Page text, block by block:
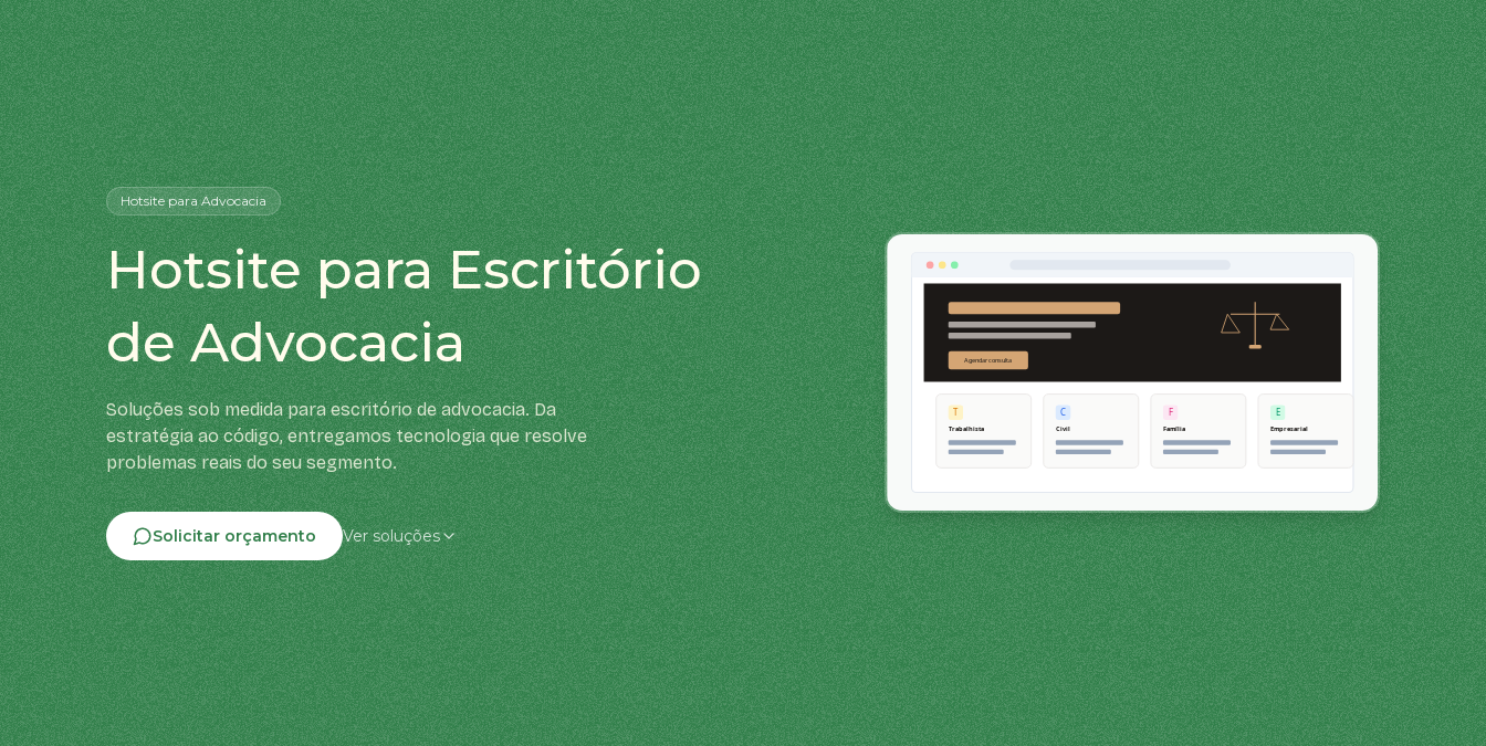
Hotsitepara Advocacia
Hotsite para Escritório
de Advocacia
Soluções sob medida para escritório de advocacia. Da
estratégia ao código, entregamos tecnologia que resolve
problemas reais do seu segmento.
Solicitar orçamento Ver soluções